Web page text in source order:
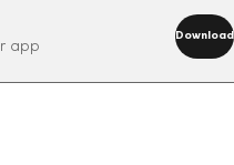
app
Download